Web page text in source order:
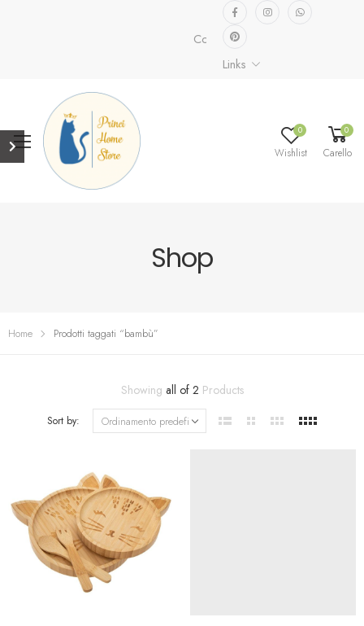
Collezione speciale già
Links
0
Wishlist
0
Carello
Shop
Home Prodotti taggati “bambù”
Showing all of 2 Products
Sort by: